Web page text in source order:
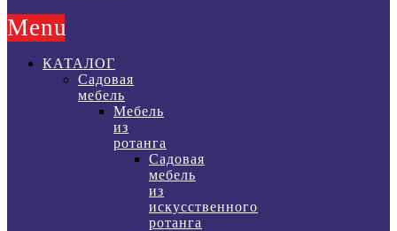
Menu
КАТАЛОГ
Садовая
мебель
Мебель
из
ротанга
Садовая
мебель
из
искусственного
ротанга